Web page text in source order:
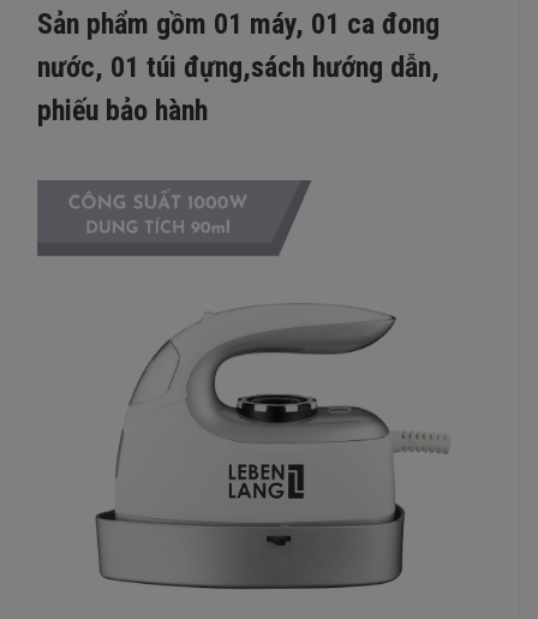
Sản phẩm gồm 01 máy, 01 ca đong
nước, 01 túi đựng,sách hướng dẫn,
phiếu bảo hành